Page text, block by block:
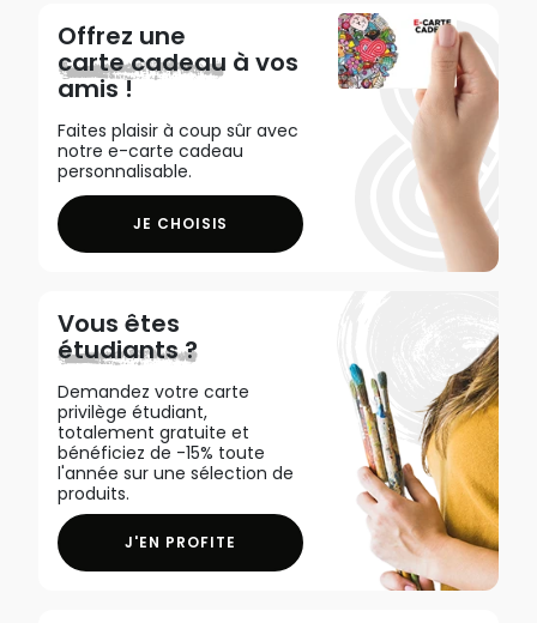
Offrez une
carte cadeau à vos
amis !
Faites plaisir à coup sûr avec
notre e-carte cadeau
personnalisable.
JE CHOISIS
Vous êtes
étudiants ?
Demandez votre carte
privilège étudiant,
totalement gratuite et
bénéficiez de -15% toute
l'année sur une sélection de
produits.
J'EN PROFITE